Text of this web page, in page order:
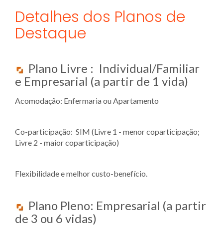
Detalhes dos Planos de
Destaque
Plano Livre : Individual/Familiar
e Empresarial (a partir de 1 vida)
Acomodação: Enfermaria ou Apartamento
Co-participação: SIM (Livre 1 - menor coparticipação;
Livre 2 - maior coparticipação)
Flexibilidade e melhor custo-benefício.
Plano Pleno: Empresarial (a partir
de 3 ou 6 vidas)